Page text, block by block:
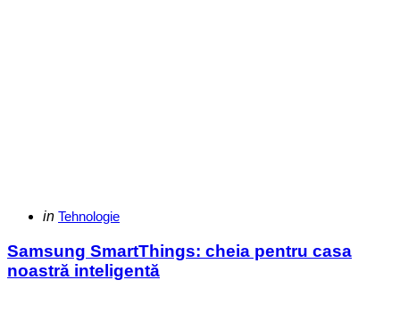
Categories
Posted
in Tehnologie
Samsung SmartThings: cheia pentru casa
noastră inteligentă